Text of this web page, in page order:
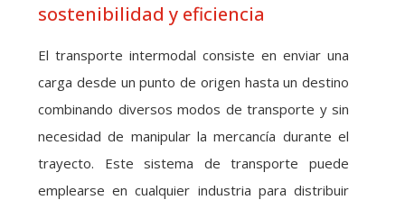
sostenibilidad y eficiencia
El transporte intermodal consiste en enviar una
carga desde un punto de origen hasta un destino
combinando diversos modos de transporte y sin
necesidad de manipular la mercancía durante el
trayecto. Este sistema de transporte puede
emplearse en cualquier industria para distribuir